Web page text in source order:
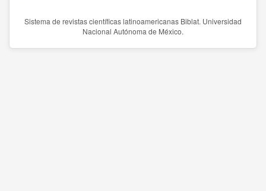
Sistema de revistas científicas latinoamericanas Biblat. Universidad
Nacional Autónoma de México.